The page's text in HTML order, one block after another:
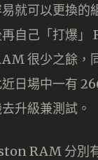
就可以更換的
自己「打爆」
很少之餘，
日場中一有
升級兼測試。
RAM 分別